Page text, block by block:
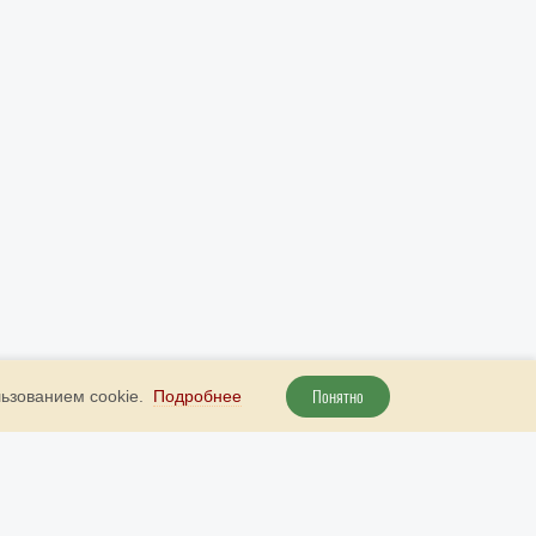
cookie. Подробнее Понятно